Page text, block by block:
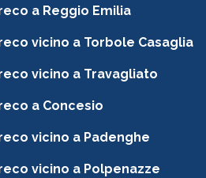
a Reggio Emilia
vicino a Torbole Casaglia
vicino a Travagliato
a Concesio
vicino a Padenghe
vicino a Polpenazze